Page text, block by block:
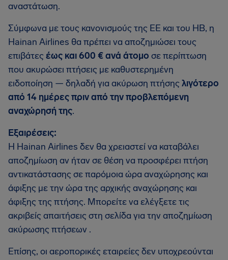
αναστάτωση.
Σύμφωνα με τους κανονισμούς της ΕΕ και του ΗΒ, η
Hainan Airlines θα πρέπει να αποζημιώσει τους
επιβάτεςέως και 600 € ανά άτομο σε περίπτωση
που ακυρώσει πτήσεις με καθυστερημένη
ειδοποίηση — δηλαδή για ακύρωση πτήσηςλιγότερο
από 14 ημέρες πριν από την προβλεπόμενη
αναχώρησή της.
Εξαιρέσεις:
Η Hainan Airlines δεν θα χρειαστεί να καταβάλει
αποζημίωση αν ήταν σε θέση να προσφέρει πτήση
αντικατάστασης σε παρόμοια ώρα αναχώρησης και
άφιξης με την ώρα της αρχικής αναχώρησης και
άφιξης της πτήσης. Μπορείτε να ελέγξετε τις
ακριβείς απαιτήσεις στη σελίδα για την αποζημίωση
ακύρωσης πτήσεων .
Επίσης, οι αεροπορικές εταιρείες δεν υποχρεούνται